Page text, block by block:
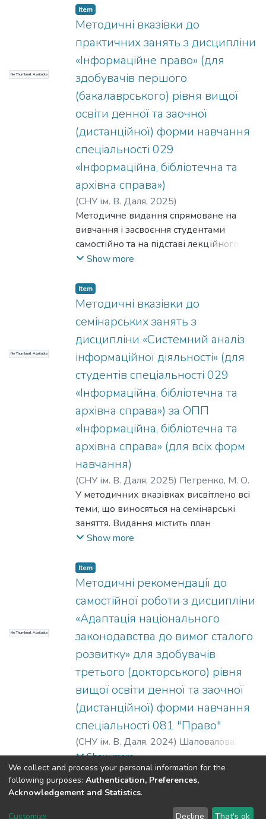
No Thumbnail Available
Item
Методичні вказівки до
практичних занять з дисципліни
«Інформаційне право» (для
здобувачів першого
(бакалаврського) рівня вищої
освіти денної та заочної
(дистанційної) форми навчання
спеціальності 029
«Інформаційна, бібліотечна та
архівна справа»)
(СНУ ім. В. Даля, 2025)
Методичне видання спрямоване на
вивчання і засвоєння студентами
самостійно та на підставі лекційного
матеріалу теоретичної основи та
«Інформаційне право», аналізу
внутрішнього та міжнародного
законодавства, судової практики що
спрямовані на найбільш швидкий та
ефективний судовий захист прав,
свобод та інтересів, стимулювання
активної позиції суб’єктів
інформаційної діяльності до вирішення
теоретичних та практичних проблем у
сфері застосування інформаційного
права. Методичні матеріали розроблені
для здобувачів вищої освіти
юридичного факультету СНУ ім. В.
Даля.
Show more
No Thumbnail Available
Item
Методичні вказівки до
семінарських занять з
дисципліни «Системний аналіз
інформаційної діяльності» (для
студентів спеціальності 029
«Інформаційна, бібліотечна та
архівна справа») за ОПП
«Інформаційна, бібліотечна та
архівна справа» (для всіх форм
навчання)
(СНУ ім. В. Даля, 2025) Петренко, М. О.
У методичних вказівках висвітлено всі
теми, що виносяться на семінарські
заняття. Видання містить план
семінарського заняття, контрольні
літератури та практичні завдання.
Show more
No Thumbnail Available
Item
Методичні рекомендації до
самостійної роботи з дисципліни
«Адаптація національного
законодавства до вимог сталого
розвитку» для здобувачів
третього (докторського) рівня
вищої освіти денної та заочної
(дистанційної) форми навчання
спеціальності 081 "Право"
(СНУ ім. В. Даля, 2024) Шаповалова, О.
В. Show more
Dspace & Volodymyr Dahl East Ukrainian National University
LYRASIS
We collect and process your personal information for the
following purposes: Authentication, Preferences,
Acknowledgement and Statistics.
Customize Decline That's ok